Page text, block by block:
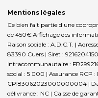
Mentions légales
Ce bien fait partie d'une
de 450€. Affichage des
Raison sociale : A.D.C.T. |
83390 Cuers | Siret :
Intracommunautaire :
social : 5 000 | Assurance RCP :
CPI83062023000000004 |
délivrance : NC | Caisse de